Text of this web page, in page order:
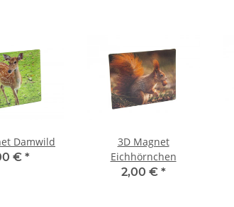
Damwild
€ *
3D Magnet
Eichhörnchen
2,00 € *